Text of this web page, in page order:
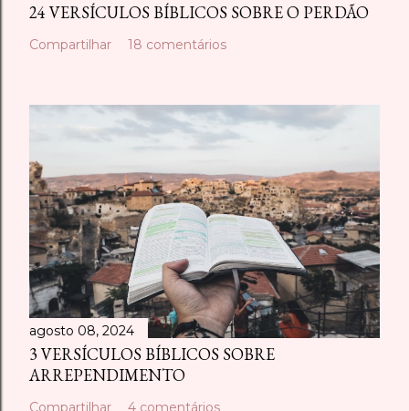
24 VERSÍCULOS BÍBLICOS SOBRE O PERDÃO
Compartilhar 18 comentários
agosto 08, 2024
3 VERSÍCULOS BÍBLICOS SOBRE
ARREPENDIMENTO
Compartilhar 4 comentários